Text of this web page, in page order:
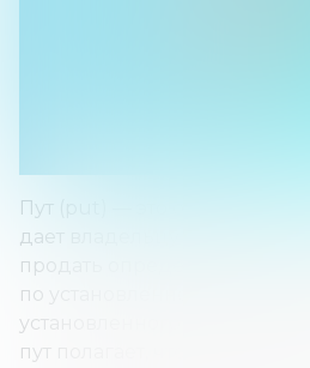
Пут (put) — это опционный
дает владельцу право (но не
продать определенную
по установленной цене в
установленного времени.
пут полагает, что базовая